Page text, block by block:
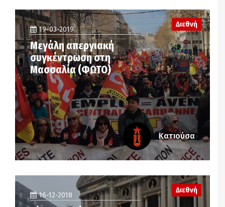
19-03-2019
Μεγάλη απεργιακή
συγκέντρωση στη
Μασσαλία (ΦΩΤΟ)
Διεθνή
Κατιούσα
16-12-2018
Διεθνή